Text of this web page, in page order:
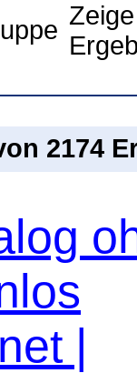
Zeige
2174
|